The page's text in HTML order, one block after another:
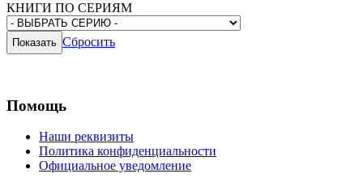
КНИГИ ПО СЕРИЯМ
Сбросить
Помощь
Наши реквизиты
Политика конфиденциальности
Официальное уведомление